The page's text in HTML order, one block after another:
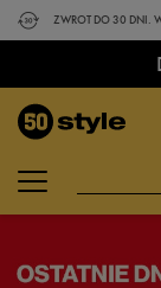
ZWROT DO 30 DNI.